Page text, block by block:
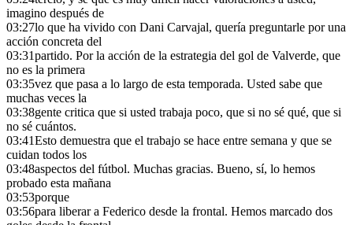
imagino después de
03:27lo que ha vivido con Dani Carvajal, quería preguntarle por una
acción concreta del
03:31partido. Por la acción de la estrategia del gol de Valverde, que
no es la primera
03:35vez que pasa a lo largo de esta temporada. Usted sabe que
muchas veces la
03:38gente critica que si usted trabaja poco, que si no sé qué, que si
no sé cuántos.
03:41Esto demuestra que el trabajo se hace entre semana y que se
cuidan todos los
03:48aspectos del fútbol. Muchas gracias. Bueno, sí, lo hemos
probado esta mañana
03:53porque
03:56para liberar a Federico desde la frontal. Hemos marcado dos